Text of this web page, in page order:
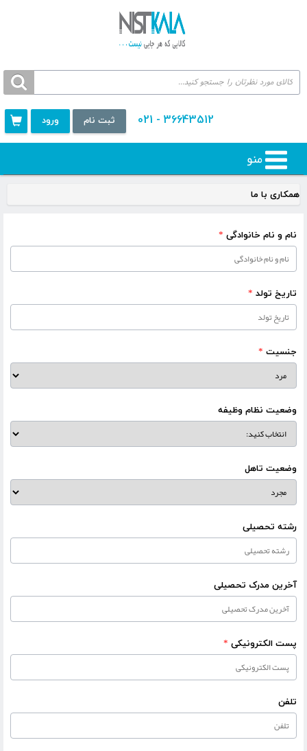
36643512 - 021 ثبت نام ورود
منو
همکاری با ما
نام و نام خانوادگی *
تاریخ تولد *
جنسیت *
وضعیت نظام وظیفه
وضعیت تاهل
رشته تحصیلی
آخرین مدرک تحصیلی
پست الکترونیکی *
تلفن